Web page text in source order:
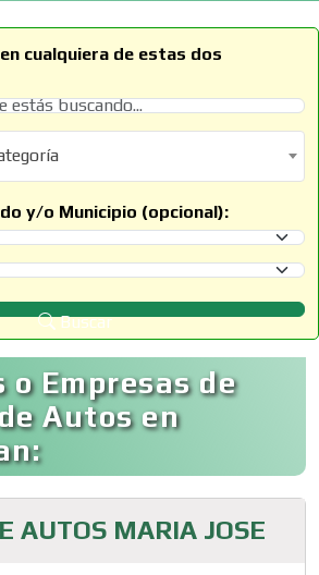
cualquiera de estas dos
y/o Municipio (opcional):
Buscar
o Empresas de
Autos en
AUTOS MARIA JOSE